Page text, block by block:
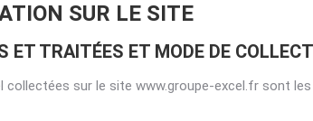
SUR LE SITE
ET TRAITÉES ET MODE DE
collectées sur le site www.groupe-excel.fr sont